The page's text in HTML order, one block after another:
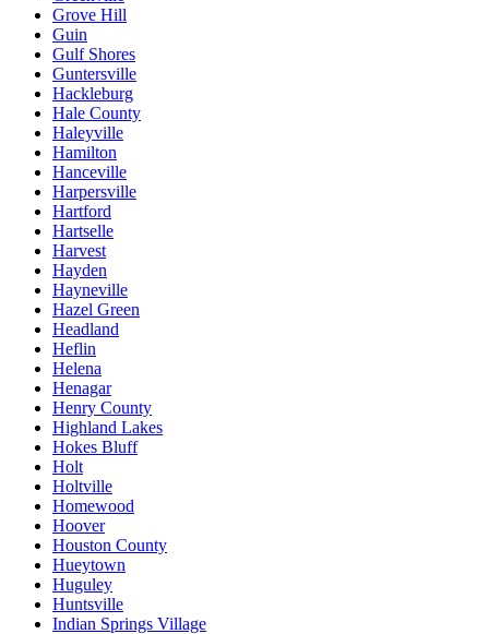
Grove Hill
Guin
Gulf Shores
Guntersville
Hackleburg
Hale County
Haleyville
Hamilton
Hanceville
Harpersville
Hartford
Hartselle
Harvest
Hayden
Hayneville
Hazel Green
Headland
Heflin
Helena
Henagar
Henry County
Highland Lakes
Hokes Bluff
Holt
Holtville
Homewood
Hoover
Houston County
Hueytown
Huguley
Huntsville
Indian Springs Village